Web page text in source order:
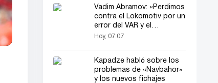
Vadim Abramov: «Perdimos
contra el Lokomotiv por un
error del VAR y el
cansancio»
Hoy, 07:07
Kapadze habló sobre los
problemas de «Navbahor»
y los nuevos fichajes